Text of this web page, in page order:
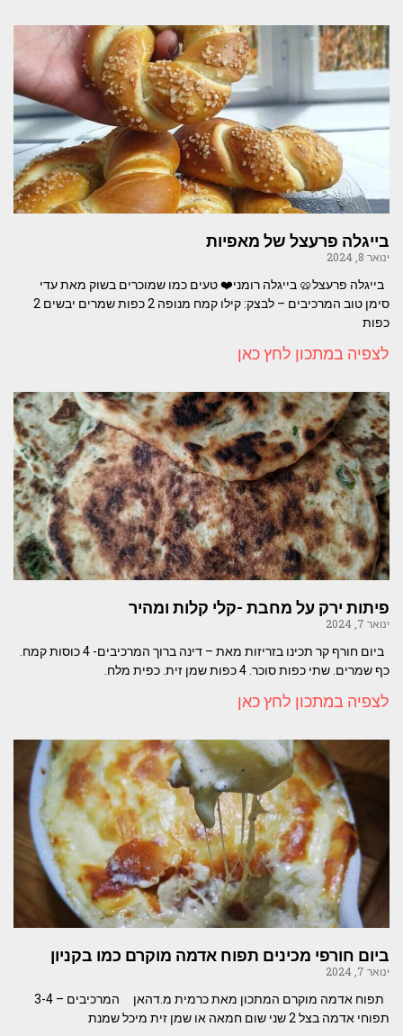
בייגלה פרעצל של מאפיות
ינואר 8, 2024
בייגלה פרעצל🥨 בייגלה רומני⁦❤️⁩⁦⁩ טעים כמו שמוכרים בשוק מאת עדי
סימן טוב המרכיבים – לבצק: קילו קמח מנופה 2 כפות שמרים יבשים 2
כפות
לצפיה במתכון לחץ כאן
פיתות ירק על מחבת -קלי קלות ומהיר
ינואר 7, 2024
ביום חורף קר תכינו בזריזות מאת – דינה ברוך המרכיבים- 4 כוסות קמח.
כף שמרים. שתי כפות סוכר. 4 כפות שמן זית. כפית מלח.
לצפיה במתכון לחץ כאן
ביום חורפי מכינים תפוח אדמה מוקרם כמו בקניון
ינואר 7, 2024
תפוח אדמה מוקרם המתכון מאת כרמית מ.דהאן המרכיבים – 3-4
תפוחי אדמה בצל 2 שני שום חמאה או שמן זית מיכל שמנת